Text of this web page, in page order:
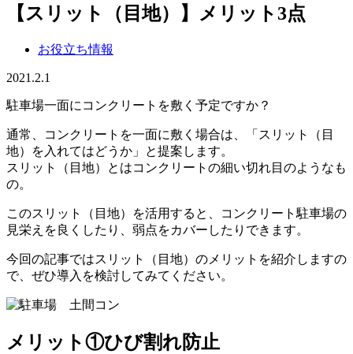
【スリット（目地）】メリット3点
お役立ち情報
2021.2.1
駐車場一面にコンクリートを敷く予定ですか？
通常、コンクリートを一面に敷く場合は、
「スリット（目
地）を入れてはどうか」と提案します。
スリット（目地）とはコンクリートの細い切れ目のようなも
の。
このスリット（目地）を活用すると、コンクリート駐車場の
見栄えを良くしたり、弱点をカバーしたりできます。
今回の記事ではスリット（目地）のメリットを紹介しますの
で、ぜひ導入を検討してみてください。
メリット①ひび割れ防止